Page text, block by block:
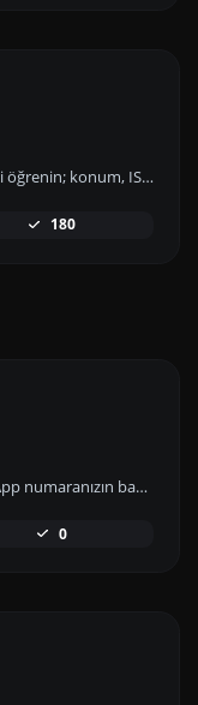
Ücretsiz IP sorgulama aracıyla IP adresinizi öğrenin; konum, ISP ve ağ bilgileri gibi detaylara hızlıca erişip analizlerinizi gerçekleştirin.
180
WhatsApp link oluşturma aracıyla WhatsApp numaranızın bağlantısını önceden tanımlanmış mesajlarla paylaşarak iletişimi kolaylaştırın.
0